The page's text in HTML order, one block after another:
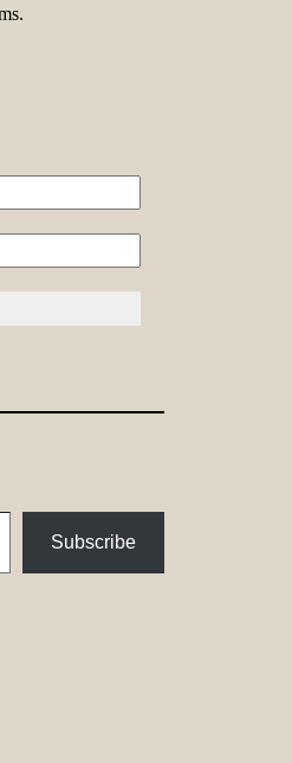
Subscribe